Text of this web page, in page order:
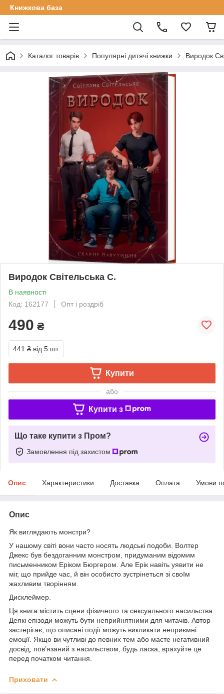
Книжкова база
Каталог товарів Популярні дитячі книжки Виродок
Виродок Світельська С.
В наявності
Код: 162177
Опт і роздріб
490 ₴
441 ₴ від 5 шт.
Купити
або
Купити з
Що таке купити з Пром?
Замовлення під захистом
Опис Характеристики Доставка Оплата Умови
Опис
Як виглядають монстри?
У нашому світі вони часто носять людські подоби. Волтер
Джекс був бездоганним монстром, придуманим відомим
письменником Еріком Бюргером. Але Ерік навіть уявити не
міг, що прийде час, й він особисто зустрінеться зі своїм
жахливим творінням.
Дисклеймер.
Ця книга містить сцени фізичного та сексуального насильства.
Деякі епізоди можуть бути неприйнятними для читачів. Автор
застерігає, що описані події можуть викликати неприємні
емоції. Якщо ви чутливі до певних тем або маєте негативний
досвід, пов’язаний з насильством, будь ласка, врахуйте це
перед початком читання.
Приховати